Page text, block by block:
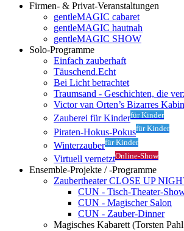
Firmen- & Privat-Veranstaltungen
gentleMAGIC cabaret
gentleMAGIC hautnah
gentleMAGIC SHOW
Solo-Programme
Einfach zauberhaft
Täuschend.Echt
Bei Licht betrachtet
Traumsand - Geschichten, die
Victor van Orten’s Bizarres
Zauberei für Kinderfür Kinder
Piraten-Hokus-Pokusfür Kinder
Winterzauberfür Kinder
Virtuell vernetztOnline-Show
Ensemble-Projekte / -Programme
Zaubertheater CLOSE UP
CUN - Tisch-Theater-
CUN - Magischer Salon
CUN - Zauber-Dinner
Magisches Kabarett (Torsten